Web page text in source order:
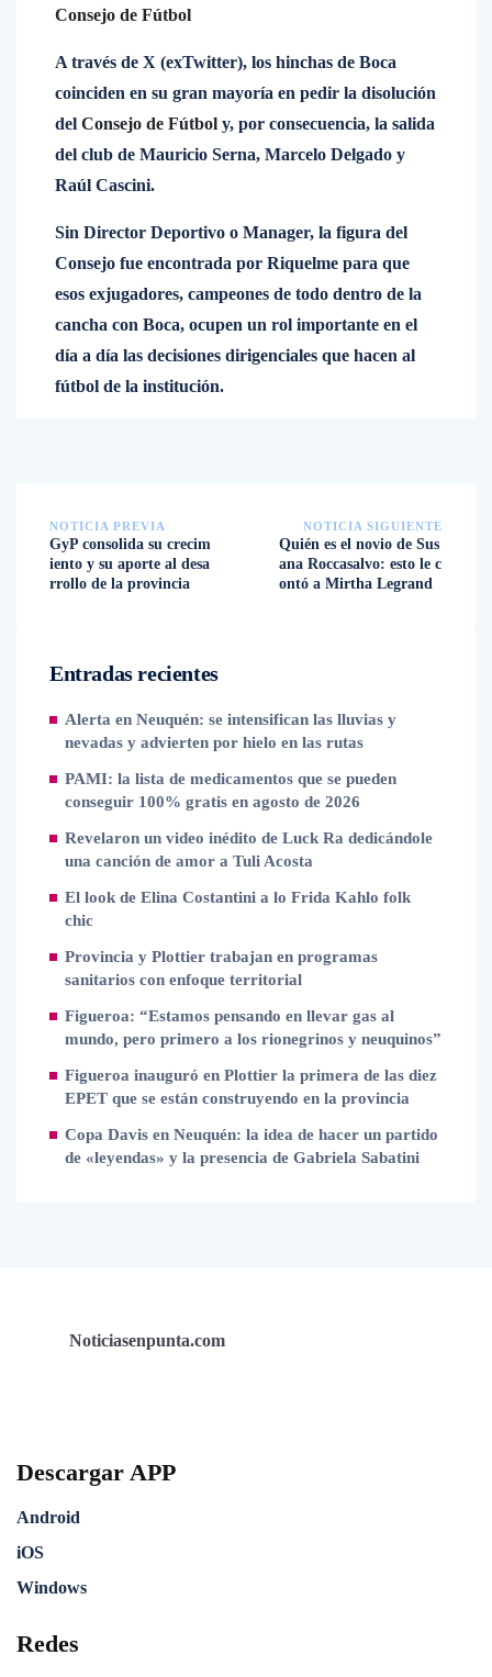
Consejo de Fútbol
A través de X (exTwitter), los hinchas de Boca
coinciden en su gran mayoría en pedir la disolución
del Consejo de Fútbol y, por consecuencia, la salida
del club de Mauricio Serna, Marcelo Delgado y
Raúl Cascini.
Sin Director Deportivo o Manager, la figura del
Consejo fue encontrada por Riquelme para que
esos exjugadores, campeones de todo dentro de la
cancha con Boca, ocupen un rol importante en el
día a día las decisiones dirigenciales que hacen al
fútbol de la institución.
NOTICIA PREVIA
GyP consolida su crecim
iento y su aporte al desa
rrollo de la provincia
NOTICIA SIGUIENTE
Quién es el novio de Sus
ana Roccasalvo: esto le c
ontó a Mirtha Legrand
Entradas recientes
Alerta en Neuquén: se intensifican las lluvias y
nevadas y advierten por hielo en las rutas
PAMI: la lista de medicamentos que se pueden
conseguir 100% gratis en agosto de 2026
Revelaron un video inédito de Luck Ra dedicándole
una canción de amor a Tuli Acosta
El look de Elina Costantini a lo Frida Kahlo folk
chic
Provincia y Plottier trabajan en programas
sanitarios con enfoque territorial
Figueroa: “Estamos pensando en llevar gas al
mundo, pero primero a los rionegrinos y neuquinos”
Figueroa inauguró en Plottier la primera de las diez
EPET que se están construyendo en la provincia
Copa Davis en Neuquén: la idea de hacer un partido
de «leyendas» y la presencia de Gabriela Sabatini
Noticiasenpunta.com
Descargar APP
Android
iOS
Windows
Redes